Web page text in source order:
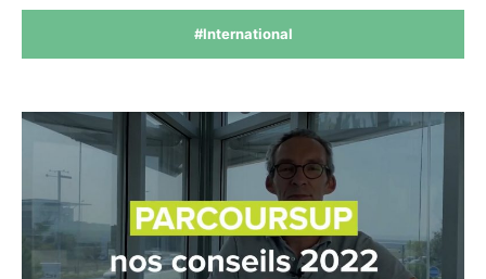
#International